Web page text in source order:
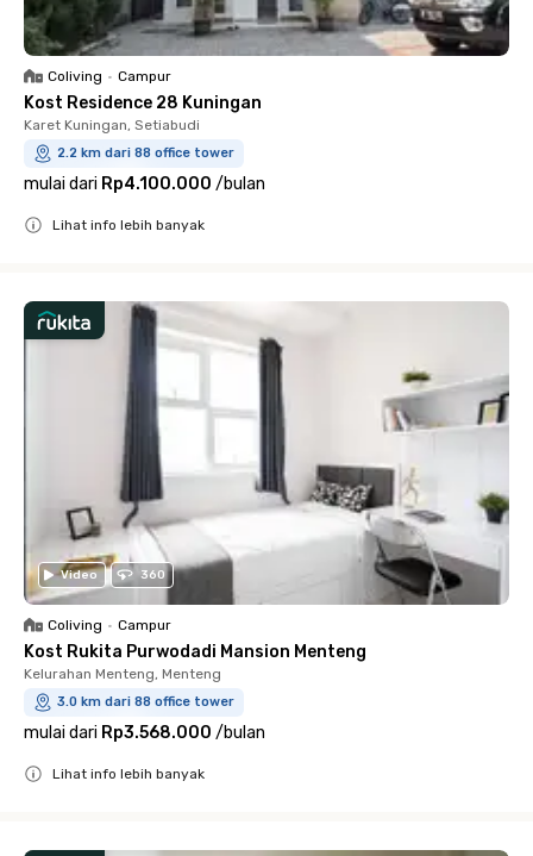
Coliving • Campur
Kost Residence 28 Kuningan
Karet Kuningan, Setiabudi
2.2 km dari 88 office tower
mulai dari Rp4.100.000 /bulan
Lihat info lebih banyak
Video 360
Coliving • Campur
Kost Rukita Purwodadi Mansion Menteng
Kelurahan Menteng, Menteng
3.0 km dari 88 office tower
mulai dari Rp3.568.000 /bulan
Lihat info lebih banyak